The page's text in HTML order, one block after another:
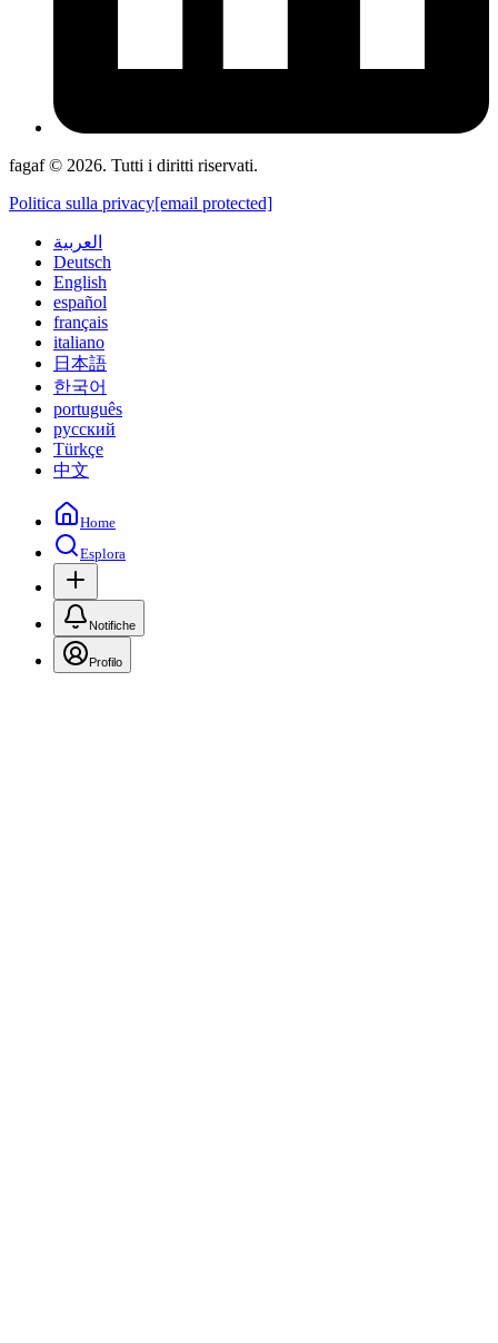
fagaf © 2026. Tutti i diritti riservati.
Politica sulla privacy[email protected]
العربية
Deutsch
English
español
français
italiano
日本語
한국어
português
русский
Türkçe
中文
Home
Esplora
Notifiche
Profilo